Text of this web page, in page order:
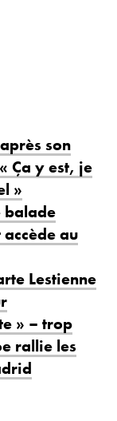
son
Ça y est, je
»
balade
au
Lestienne
» – trop
rallie les